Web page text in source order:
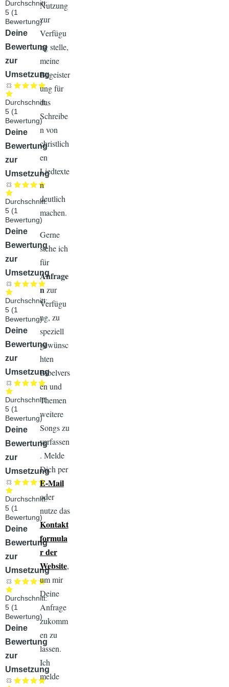
Durchschnitt:
5 (1
Bewertung)
Audiodatei
Deine
Bewertung
zur
Umsetzung
Durchschnitt:
5 (1
Bewertung)
Audiodatei
Deine
Bewertung
zur
Umsetzung
Durchschnitt:
5 (1
Bewertung)
Audiodatei
Deine
Bewertung
zur
Umsetzung
Durchschnitt:
5 (1
Bewertung)
Audiodatei
Deine
Bewertung
zur
Umsetzung
Durchschnitt:
5 (1
Bewertung)
Audiodatei
Deine
Bewertung
zur
Umsetzung
Durchschnitt:
5 (1
Bewertung)
Audiodatei
Deine
Bewertung
zur
Umsetzung
Durchschnitt:
5 (1
Bewertung)
Audiodatei
Deine
Bewertung
zur
Umsetzung
Nutzung
zur
Verfügu
ng stelle,
meine
Begeister
ung für
das
Schreibe
n von
christlich
en
Liedtexte
n
deutlich
machen.
Gerne
stehe ich
für
Anfrage
nzur
Verfügu
ng, zu
speziell
gewünsc
hten
Bibelvers
en und
Themen
weitere
Songs zu
verfassen
. Melde
Dich per
E-Mail
oder
nutze das
Kontakt
formula
r der
Website,
um mir
Deine
Anfrage
zukomm
en zu
lassen.
Ich
melde